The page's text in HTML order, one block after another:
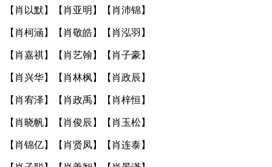
【 肖以默 】【 肖亚明 】【 肖沛锦】
【 肖柯涵 】【 肖敬皓】【 肖泓羽 】
【 肖嘉祺】【 肖艺翰 】【 肖子豪 】
【 肖兴华】【 肖林枫】【 肖政辰 】
【 肖宥泽 】【 肖政禹 】【 肖梓恒 】
【 肖晓帆】【 肖俊辰 】【 肖玉松】
【 肖锦亿】【 肖贤凤】【 肖连泰】